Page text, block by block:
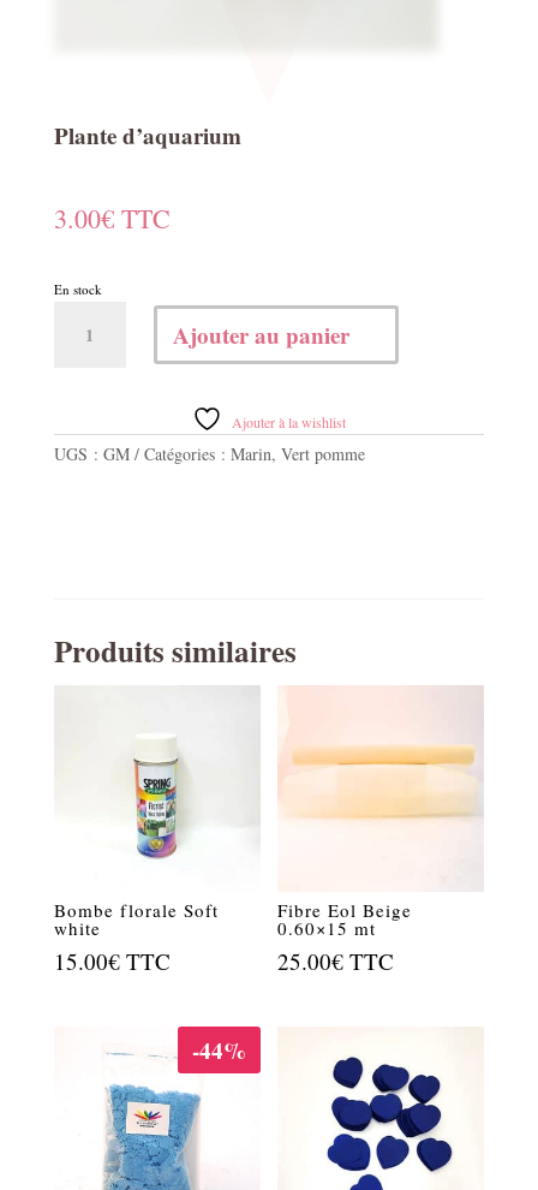
Plante d’aquarium
3.00€ TTC
En stock
Ajouter au panier
Ajouter à la wishlist
UGS : GM Catégories : Marin, Vert pomme
Produits similaires
Bombe florale Soft
white
15.00€ TTC
Fibre Eol Beige
0.60×15 mt
25.00€ TTC
-44%